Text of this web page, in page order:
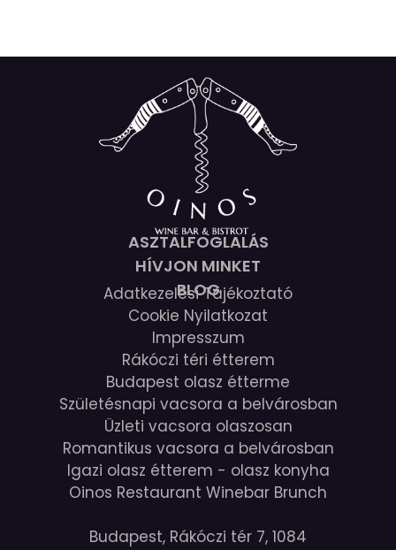
ASZTALFOGLALÁS
HÍVJON MINKET
BLOG
Adatkezelési Tájékoztató
Cookie Nyilatkozat
Impresszum
Rákóczi téri étterem
Budapest olasz étterme
Születésnapi vacsora a belvárosban
Üzleti vacsora olaszosan
Romantikus vacsora a belvárosban
Igazi olasz étterem - olasz konyha
Oinos Restaurant Winebar Brunch
Budapest, Rákóczi tér 7, 1084